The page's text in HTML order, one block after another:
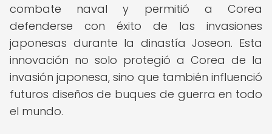
combate naval y permitió a Corea
defenderse con éxito de las invasiones
japonesas durante la dinastía Joseon. Esta
innovación no solo protegió a Corea de la
invasión japonesa, sino que también influenció
futuros diseños de buques de guerra en todo
el mundo.